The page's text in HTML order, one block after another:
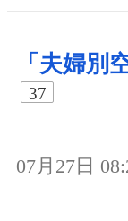
「夫婦別
37
07月27日